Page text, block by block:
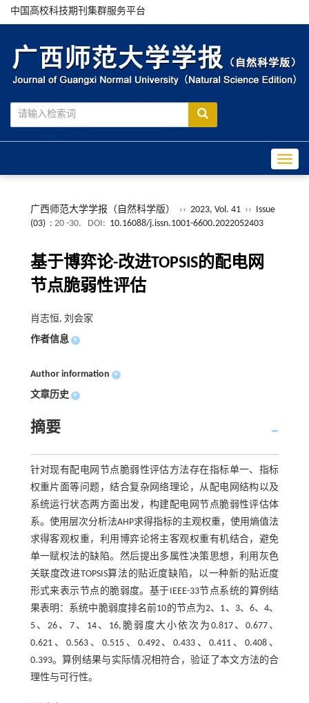
中国高校科技期刊集群服务平台
广西师范大学学报（自然科学版） ›› 2023, Vol. 41 ››
Issue
(03) : 20 -30. DOI: 10.16088/j.issn.1001-6600.2022052403
基于博弈论-改进TOPSIS的配电网
节点脆弱性评估
肖志恒, 刘会家
作者信息 +
Author information +
文章历史 +
摘要
针对现有配电网节点脆弱性评估方法存在指标单一、指标
权重片面等问题，结合复杂网络理论，从配电网结构以及
系统运行状态两方面出发，构建配电网节点脆弱性评估体
系。使用层次分析法AHP求得指标的主观权重，使用熵值法
求得客观权重，利用博弈论将主客观权重有机结合，避免
单一赋权法的缺陷。然后提出多属性决策思想，利用灰色
关联度改进TOPSIS算法的贴近度缺陷，以一种新的贴近度
形式来表示节点的脆弱度。基于IEEE-33节点系统的算例结
果表明：系统中脆弱度排名前10的节点为2、1、3、6、4、
5、26、7、14、16,脆弱度大小依次为0.817、0.677、
0.621、0.563、0.515、0.492、0.433、0.411、0.408、
0.393。算例结果与实际情况相符合，验证了本文方法的合
理性与可行性。